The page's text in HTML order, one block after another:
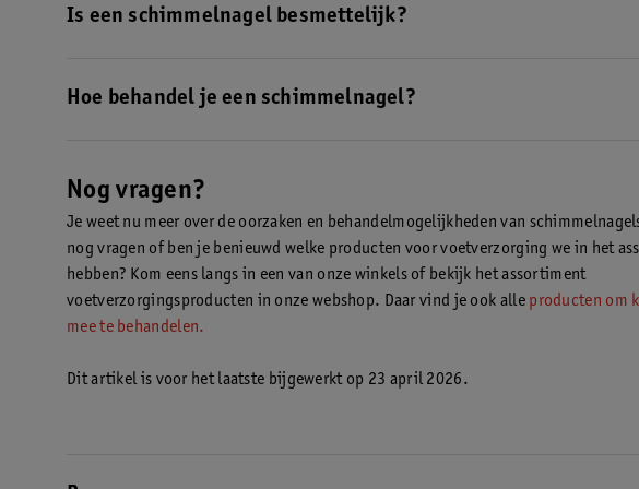
Is een schimmelnagel besmettelijk?
doucheruimte, zwembad of sportzaal kun je besmet raken wanneer deze op je
Hoe behandel je een schimmelnagel?
Nog vragen?
Je weet nu meer over de oorzaken en behandelmogelijkheden van
nog vragen of ben je benieuwd welke producten voor voetverzorging we in het
hebben? Kom eens langs in een van onze winkels of bekijk het assortiment
voetverzorgingsproducten in onze webshop. Daar vind je ook alle producten om
mee te behandelen.
Dit artikel is voor het laatste bijgewerkt op 23 april 2026.